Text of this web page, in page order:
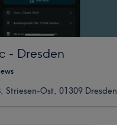
- Dresden
Striesen-Ost, 01309 Dresden